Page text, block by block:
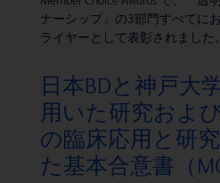
ナーシップ」の3部門すべてに
ライヤーとして表彰されました。
日本BDと神戸大
用いた研究およ
の臨床応用と研
た基本合意書（